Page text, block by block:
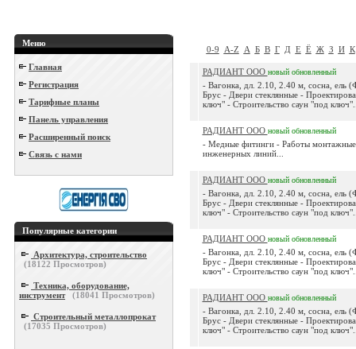
Меню
Главная
Регистрация
Тарифные планы
Панель управления
Расширенный поиск
Связь с нами
Популярные категории
Архитектура, строительство
(18122 Просмотров)
Техника, оборудование,
инструмент
(18041 Просмотров)
Строительный металлопрокат
(17035 Просмотров)
0-9 A-Z А Б В Г Д Е Ё Ж З И К
РАДИАНТ ООО новый обновленный
- Вагонка, дл. 2.10, 2.40 м, сосна, ель
Брус - Двери стеклянные -
ключ" - Строительство саун "под
РАДИАНТ ООО новый обновленный
- Медные фитинги - Работы монтажные
инженерных линий...
РАДИАНТ ООО новый обновленный
- Вагонка, дл. 2.10, 2.40 м, сосна, ель
Брус - Двери стеклянные -
ключ" - Строительство саун "под
РАДИАНТ ООО новый обновленный
- Вагонка, дл. 2.10, 2.40 м, сосна, ель
Брус - Двери стеклянные -
ключ" - Строительство саун "под
РАДИАНТ ООО новый обновленный
- Вагонка, дл. 2.10, 2.40 м, сосна, ель
Брус - Двери стеклянные -
ключ" - Строительство саун "под